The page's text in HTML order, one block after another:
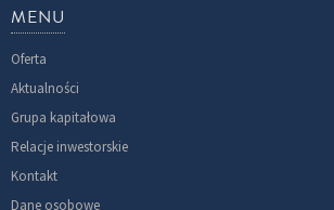
MENU
Oferta
Aktualności
Grupa kapitałowa
Relacje inwestorskie
Kontakt
Dane osobowe